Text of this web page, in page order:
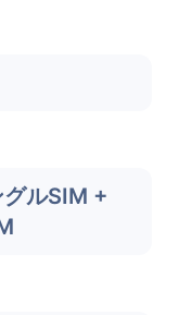
グルSIM +